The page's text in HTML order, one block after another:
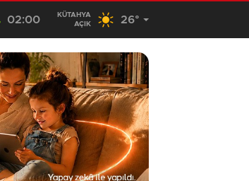
17 YAŞINDAKİ GENCİN CANSIZ BEDENİ ORMANLIK
02:00
KÜTAHYA
AÇIK
26°